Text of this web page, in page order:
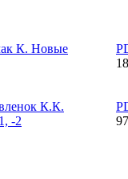
К. Новые
К.К.
-2